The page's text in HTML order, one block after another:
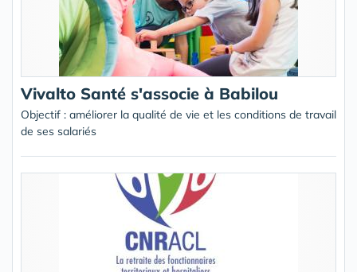
Vivalto Santé s'associe à Babilou
Objectif : améliorer la qualité de vie et les conditions de travail
de ses salariés